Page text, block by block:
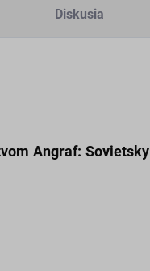
Diskusia
Angraf: Sovietsky